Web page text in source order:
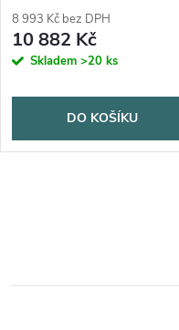
144Hz / touch / Pero /
13MP+8MP / 10200mAh /
Android 16 / šedá
8 993 Kč bez DPH
10 882 Kč
Skladem >20 ks
DO KOŠÍKU